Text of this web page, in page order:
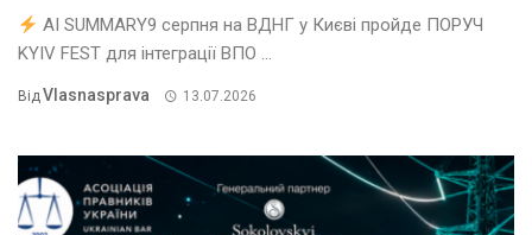
AI SUMMARY9 серпня на ВДНГ у Києві пройде ПОРУЧ
KYIV FEST для інтеграції ВПО ...
ВідVlasnasprava 13.07.2026